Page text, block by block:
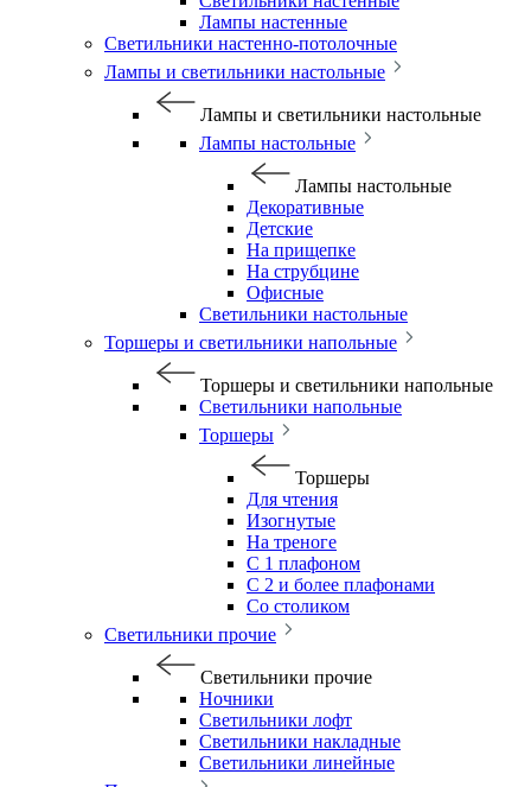
Лампы настенные
Светильники настенно-потолочные
Лампы и светильники настольные
Лампы и светильники настольные
Лампы настольные
Лампы настольные
Декоративные
Детские
На прищепке
На струбцине
Офисные
Светильники настольные
Торшеры и светильники напольные
Торшеры и светильники напольные
Светильники напольные
Торшеры
Торшеры
Для чтения
Изогнутые
На треноге
С 1 плафоном
С 2 и более плафонами
Со столиком
Светильники прочие
Светильники прочие
Ночники
Светильники лофт
Светильники накладные
Светильники линейные